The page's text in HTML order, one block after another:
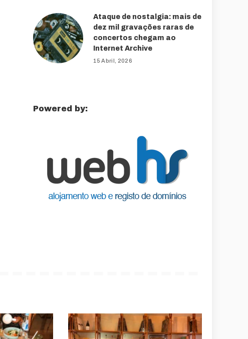
Ataque de nostalgia: mais de
dez mil gravações raras de
concertos chegam ao
Internet Archive
15 Abril, 2026
Powered by: